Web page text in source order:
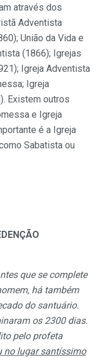
através dos
Adventista
União da Vida e
(1866); Igrejas
Igreja Adventista
Igreja
Existem outros
e Igreja
é a Igreja
Sabatista ou
que se complete
há também
do santuário.
os 2300 dias.
pelo profeta
no lugar santíssimo